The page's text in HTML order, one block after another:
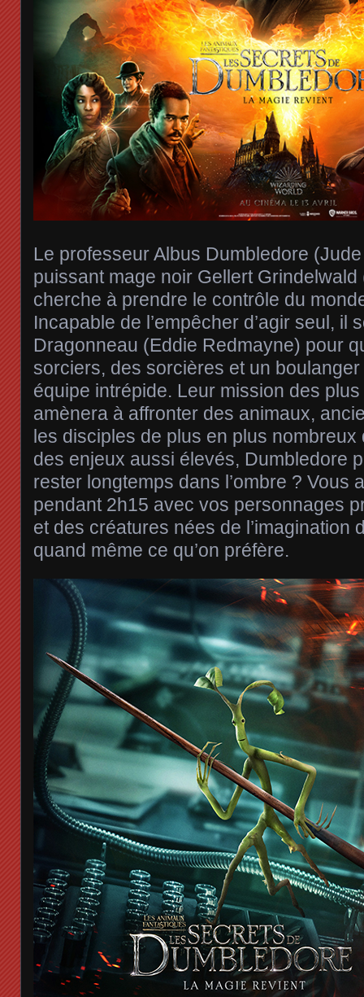
Le professeur Albus Dumbledore
puissant mage noir Gellert
cherche à prendre le contrôle du
Incapable de l’empêcher d’agir seul, il
Dragonneau (Eddie Redmayne) pour
sorciers, des sorcières et un boulanger
équipe intrépide. Leur mission des
amènera à affronter des animaux,
les disciples de plus en plus nombreux
des enjeux aussi élevés, Dumbledore
rester longtemps dans l’ombre ? Vous
pendant 2h15 avec vos personnages
et des créatures nées de l’imagination
quand même ce qu’on préfère.